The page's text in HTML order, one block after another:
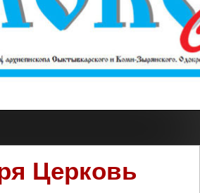
Церковь